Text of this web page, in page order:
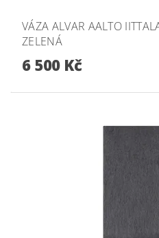
VÁZA ALVAR AALTO
ZELENÁ
6 500 Kč